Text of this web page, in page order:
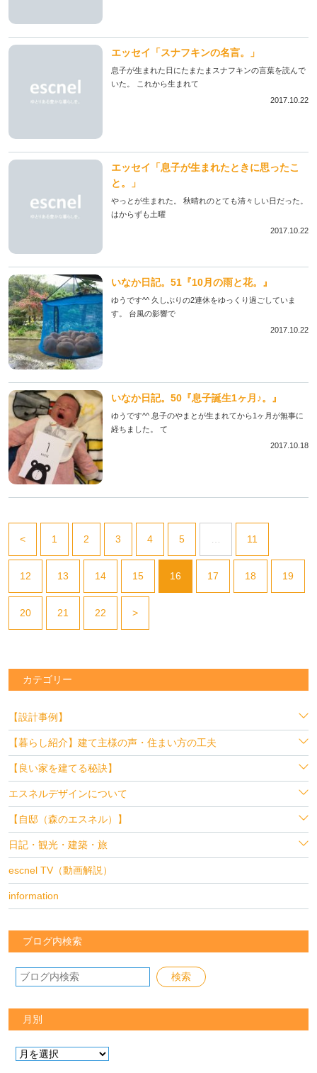
エッセイ「スナフキンの名言。」
息子が生まれた日にたまたまスナフキンの言葉を読んで
いた。 これから生まれて
2017.10.22
エッセイ「息子が生まれたときに思ったこ
と。」
やっとが生まれた。 秋晴れのとても清々しい日だった。
はからずも土曜
2017.10.22
いなか日記。51『10月の雨と花。』
ゆうです^^ 久しぶりの2連休をゆっくり過ごしていま
す。 台風の影響で
2017.10.22
いなか日記。50『息子誕生1ヶ月♪。』
ゆうです^^ 息子のやまとが生まれてから1ヶ月が無事に
経ちました。 て
2017.10.18
< 1 2 3 4 5 11
12 13 14 15 16 17 18 19
20 21 22 >
カテゴリー
【設計事例】
【暮らし紹介】建て主様の声・住まい方の工夫
【良い家を建てる秘訣】
エスネルデザインについて
【自邸（森のエスネル）】
日記・観光・建築・旅
escnel TV（動画解説）
information
ブログ内検索
月別